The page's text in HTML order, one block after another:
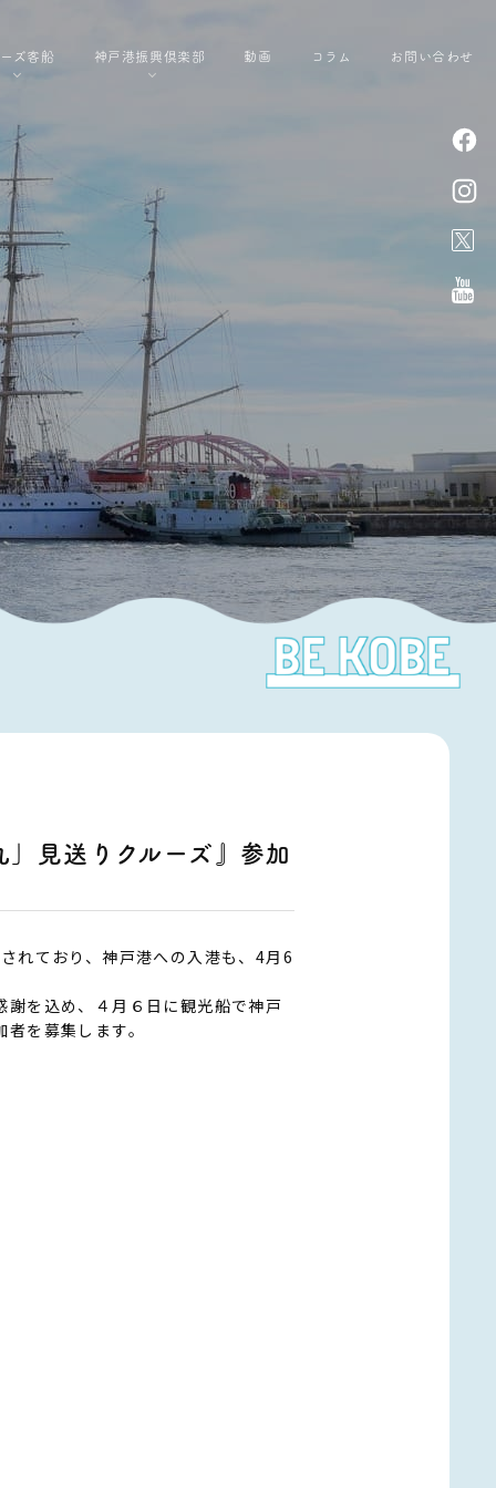
ズ客船 神戸港振興倶楽部 動画 コラム お問い合わせ
見送りクルーズ』参加
れており、神戸港への入港も、4月6
を込め、４月６日に観光船で神戸
を募集します。